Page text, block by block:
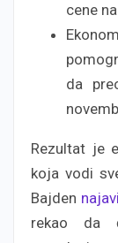
cene
da
Rezultat je
koja vodi
Bajden
rekao da